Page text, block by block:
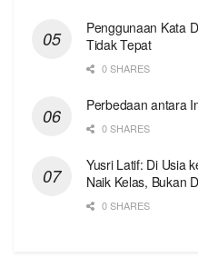
Penggunaan Kata
Tidak Tepat
0 SHARES
Perbedaan antara
0 SHARES
Yusri Latif: Di Usia
Naik Kelas, Bukan
0 SHARES